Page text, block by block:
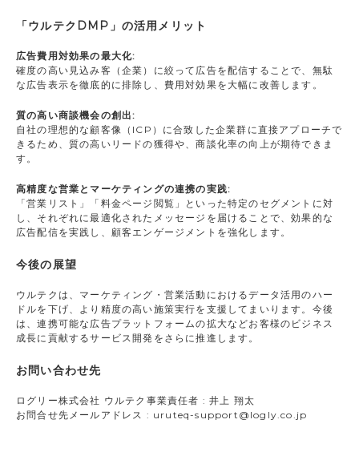
「ウルテクDMP」の活用メリット
広告費用対効果の最大化:
確度の高い見込み客（企業）に絞って広告を配信することで、無駄
な広告表示を徹底的に排除し、費用対効果を大幅に改善します。
質の高い商談機会の創出:
自社の理想的な顧客像（ICP）に合致した企業群に直接アプローチで
きるため、質の高いリードの獲得や、商談化率の向上が期待できま
す。
高精度な営業とマーケティングの連携の実践:
「営業リスト」「料金ページ閲覧」といった特定のセグメントに対
し、それぞれに最適化されたメッセージを届けることで、効果的な
広告配信を実践し、顧客エンゲージメントを強化します。
今後の展望
ウルテクは、マーケティング・営業活動におけるデータ活用のハー
ドルを下げ、より精度の高い施策実行を支援してまいります。今後
は、連携可能な広告プラットフォームの拡大などお客様のビジネス
成長に貢献するサービス開発をさらに推進します。
お問い合わせ先
ログリー株式会社 ウルテク事業責任者 : 井上 翔太
お問合せ先メールアドレス : uruteq-support@logly.co.jp